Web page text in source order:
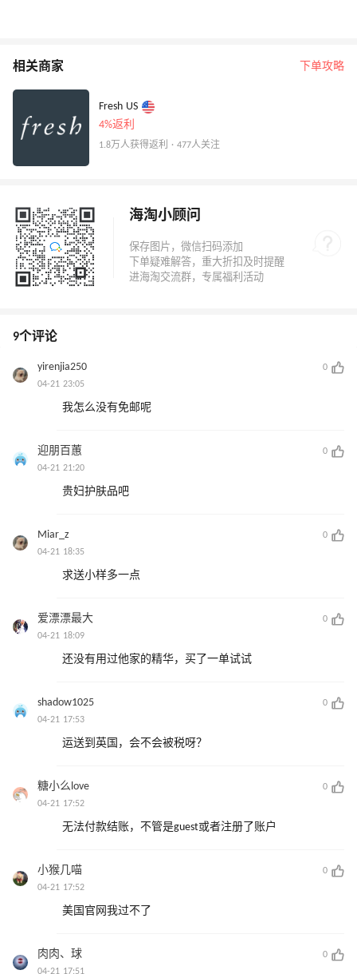
相关商家 下单攻略
Fresh US
4%返利
1.8万人获得返利 · 477人关注
海淘小顾问
9个评论
yirenjia250
0
04-21 23:05
我怎么没有免邮呢
迎朋百蕙
0
04-21 21:20
贵妇护肤品吧
Miar_z
0
04-21 18:35
求送小样多一点
爱漂漂最大
0
04-21 18:09
还没有用过他家的精华，买了一单试试
shadow1025
0
04-21 17:53
运送到英国，会不会被税呀？
糖小么love
0
04-21 17:52
无法付款结账，不管是guest或者注册了账户
小猴几喵
0
04-21 17:52
美国官网我过不了
肉肉、球
0
04-21 17:51